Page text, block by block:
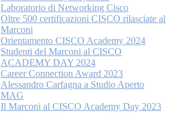
Laboratorio di Networking Cisco
Oltre 500 certificazioni CISCO rilasciate al
Marconi
Orientamento CISCO Academy 2024
Studenti del Marconi al CISCO
ACADEMY DAY 2024
Career Connection Award 2023
Alessandro Carfagna a Studio Aperto
MAG
Il Marconi al CISCO Academy Day 2023